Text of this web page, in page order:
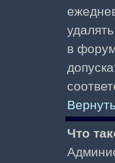
в
Что